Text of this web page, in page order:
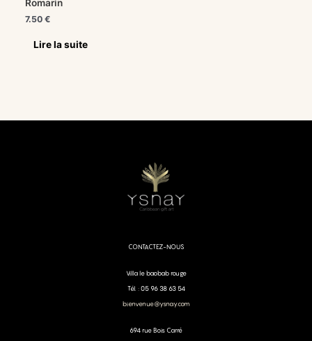
Romarin
7.50€
Lire la suite
CONTACTEZ-NOUS
Villa le baobab rouge
Tél. : 05 96 38 63 54
bienvenue@ysnay.com
694 rue Bois Carré